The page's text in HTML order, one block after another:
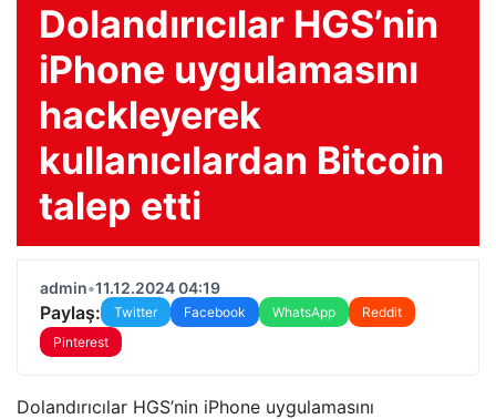
Dolandırıcılar HGS’nin
iPhone uygulamasını
hackleyerek
kullanıcılardan Bitcoin
talep etti
admin•11.12.2024 04:19
Paylaş: Twitter Facebook WhatsApp
Reddit
Pinterest
Dolandırıcılar HGS’nin iPhone uygulamasını